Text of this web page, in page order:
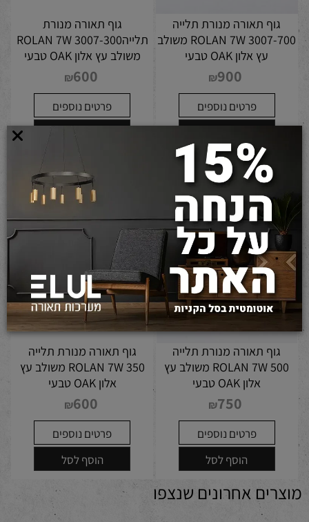
גוף תאורה מנורת תלייה
ROLAN 7W 3007-700 משולב
עץ אלון OAK טבעי
₪900
פרטים נוספים
גוף תאורה מנורת
תלייהROLAN 7W 3007-300
משולב עץ אלון OAK טבעי
₪600
פרטים נוספים
הוסף לסל
גוף תאורה מנורת תלייה
ROLAN 7W 500 משולב עץ
אלון OAK טבעי
₪750
פרטים נוספים
הוסף לסל
גוף תאורה מנורת תלייה
ROLAN 7W 350 משולב עץ
אלון OAK טבעי
₪600
פרטים נוספים
הוסף לסל
מוצרים אחרונים שנצפו